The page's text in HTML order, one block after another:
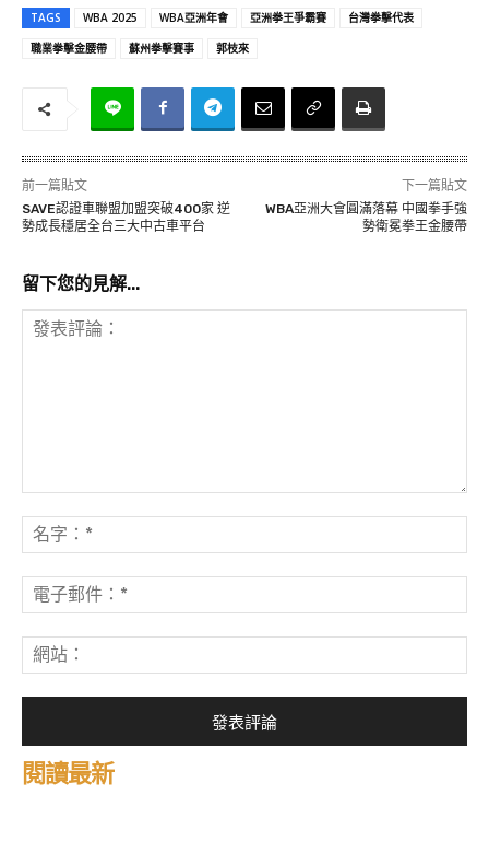
TAGS WBA 2025 WBA亞洲年會 亞洲拳王爭霸賽
台灣拳擊代表
職業拳擊金腰帶
蘇州拳擊賽事 郭枝來
前一篇貼文
SAVE認證車聯盟加盟突破400家 逆
勢成長穩居全台三大中古車平台
下一篇貼文
WBA亞洲大會圓滿落幕 中國拳手強
勢衛冕拳王金腰帶
留下您的見解...
表
評
論：
字
*
子
郵
*站
閱讀最新